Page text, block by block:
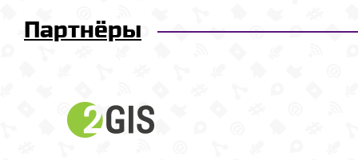
Партнёры